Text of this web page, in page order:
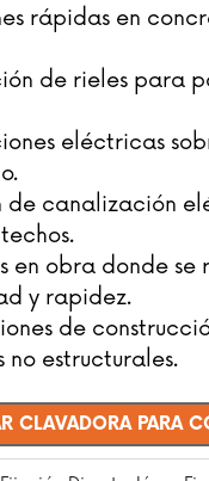
rápidas en
de rieles para
eléctricas
de canalización
en obra donde se
y rapidez.
de
no estructurales.
CLAVADORA PARA